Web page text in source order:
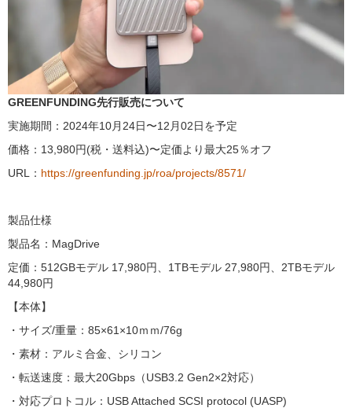
GREENFUNDING先行販売について
実施期間：2024年10月24日〜12月02日を予定
価格：13,980円(税・送料込)〜定価より最大25％オフ
URL： https://greenfunding.jp/roa/projects/8571/
製品仕様
製品名：MagDrive
定価：512GBモデル 17,980円、1TBモデル 27,980円、2TBモデル
44,980円
【本体】
・サイズ/重量：85×61×10ｍｍ/76g
・素材：アルミ合金、シリコン
・転送速度：最大20Gbps（USB3.2 Gen2×2対応）
・対応プロトコル：USB Attached SCSI protocol (UASP)